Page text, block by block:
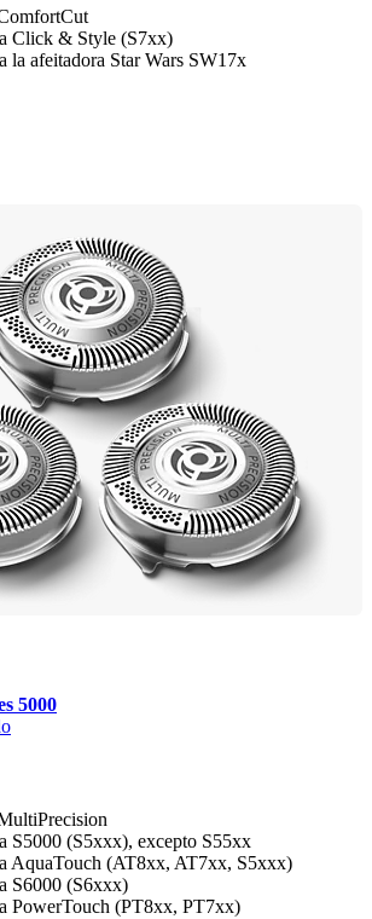
a Click & Style (S7xx)
la afeitadora Star Wars SW17x
5000
S5000 (S5xxx), excepto S55xx
a AquaTouch (AT8xx, AT7xx, S5xxx)
S6000 (S6xxx)
a PowerTouch (PT8xx, PT7xx)